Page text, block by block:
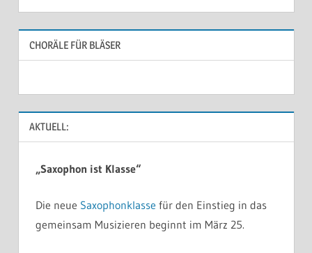
CHORÄLE FÜR BLÄSER
AKTUELL:
„Saxophon ist Klasse“
Die neue Saxophonklasse für den Einstieg in das
gemeinsam Musizieren beginnt im März 25.